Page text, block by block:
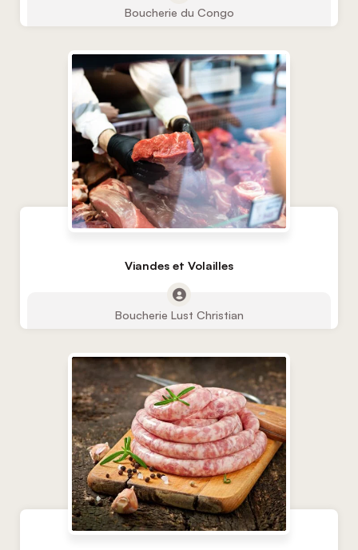
Boucherie du Congo
Viandes et Volailles
Boucherie Lust Christian